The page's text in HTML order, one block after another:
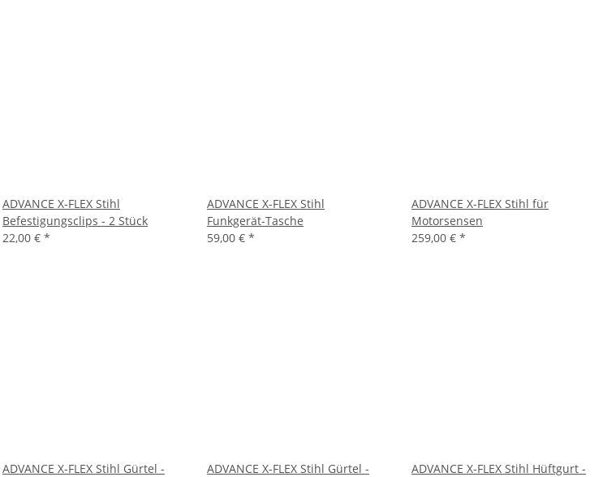
ADVANCE X-FLEX Stihl
Befestigungsclips - 2 Stück
22,00 € *
ADVANCE X-FLEX Stihl
Funkgerät-Tasche
59,00 € *
ADVANCE X-FLEX Stihl für
Motorsensen
259,00 € *
ADVANCE X-FLEX Stihl Gürtel -
ADVANCE X-FLEX Stihl Gürtel -
ADVANCE X-FLEX Stihl Hüftgurt -